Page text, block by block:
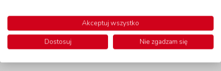
INFOPANEL
Akceptuj wszystko
Dostosuj
Nie zgadzam się